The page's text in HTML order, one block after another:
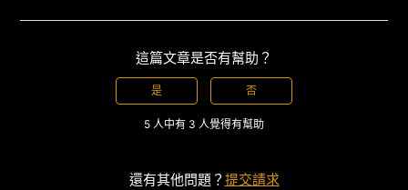
這篇文章是否有幫助？
是 否
5 人中有 3 人覺得有幫助
還有其他問題？ 提交請求